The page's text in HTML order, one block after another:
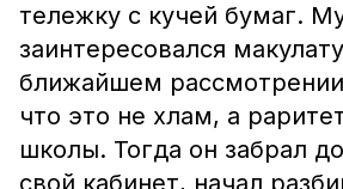
тележку с кучей бумаг.
заинтересовался
ближайшем
что это не хлам, а
школы. Тогда он забрал
свой кабинет, начал